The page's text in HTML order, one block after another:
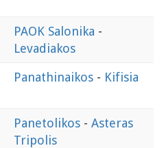
PAOK Salonika -
Levadiakos
Panathinaikos - Kifisia
Panetolikos - Asteras
Tripolis